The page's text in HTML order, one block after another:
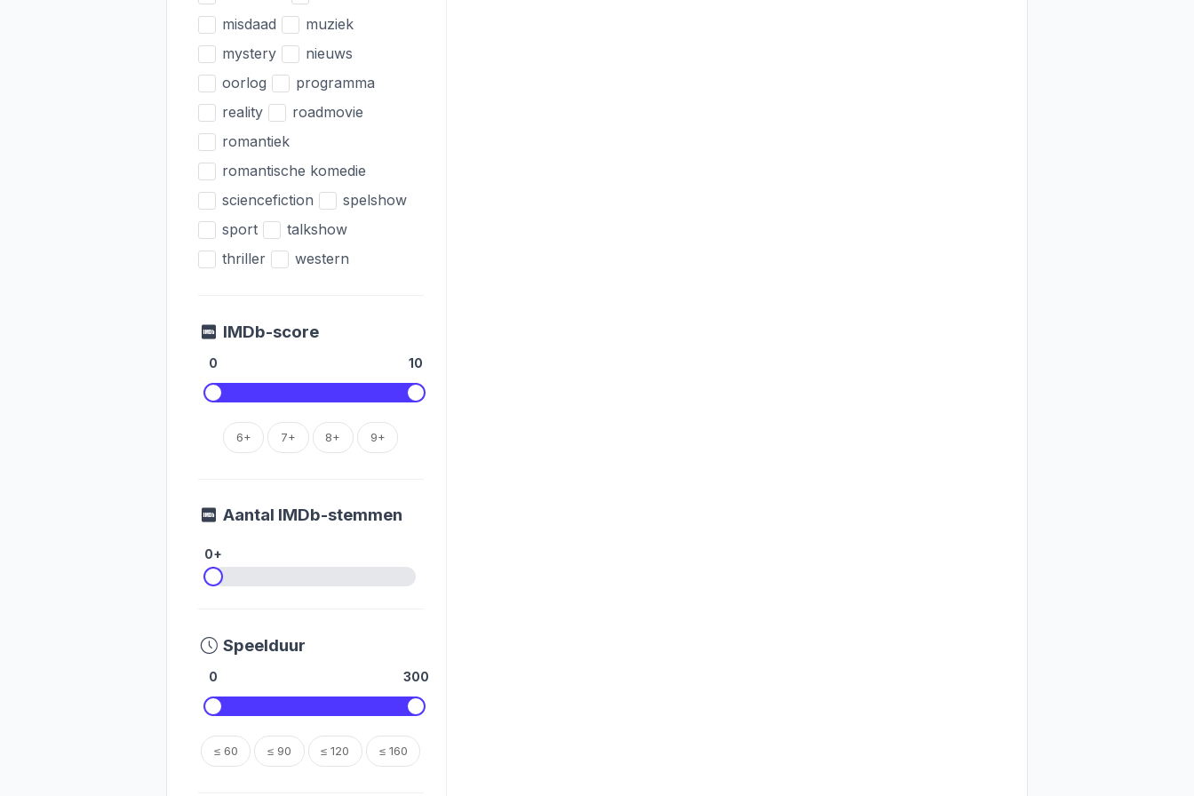
misdaad
muziek
mystery
nieuws
oorlog
programma
reality
roadmovie
romantiek
romantische komedie
sciencefiction
spelshow
sport
talkshow
thriller
western
IMDb-score
0 10
6+ 7+ 8+ 9+
Aantal IMDb-stemmen
0+
Speelduur
0 300
≤ 60 ≤ 90 ≤ 120 ≤ 160